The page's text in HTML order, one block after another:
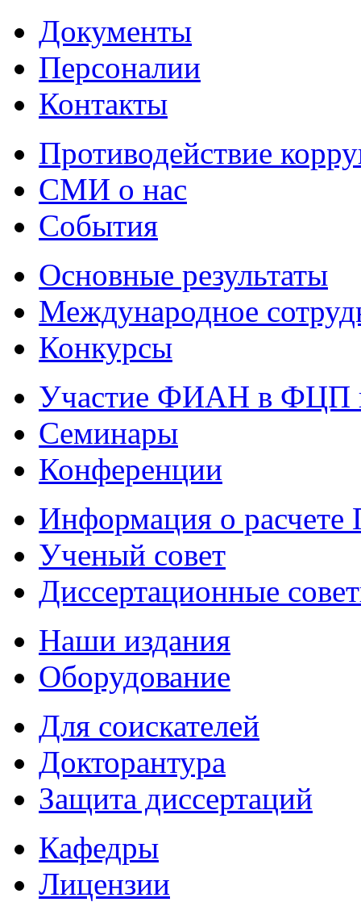
Документы
Персоналии
Контакты
Противодействие
СМИ о нас
События
Основные результаты
Международное
Конкурсы
Участие ФИАН в ФЦП
Семинары
Конференции
Информация о
Ученый совет
Диссертационные
Наши издания
Оборудование
Для соискателей
Докторантура
Защита диссертаций
Кафедры
Лицензии